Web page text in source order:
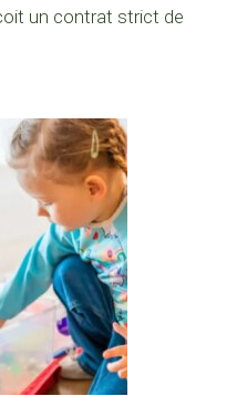
un contrat strict de